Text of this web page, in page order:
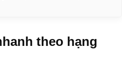
theo hạng